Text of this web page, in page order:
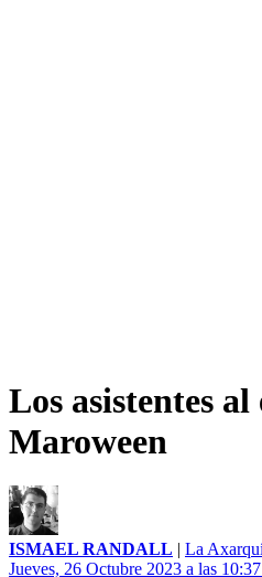
Los asistentes
Maroween
ISMAEL RANDALL | La
Jueves, 26 Octubre 2023 a las